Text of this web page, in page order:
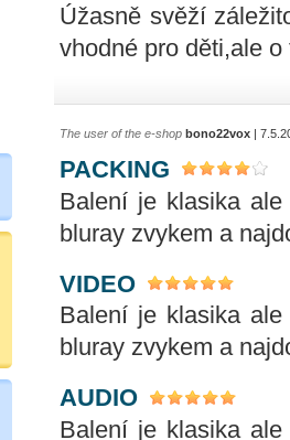
Úžasně svěží
vhodné pro děti,ale
The user of the e-shop bono22vox |
PACKING
Balení je klasika
bluray zvykem a
VIDEO
Balení je klasika
bluray zvykem a
AUDIO
Balení je klasika